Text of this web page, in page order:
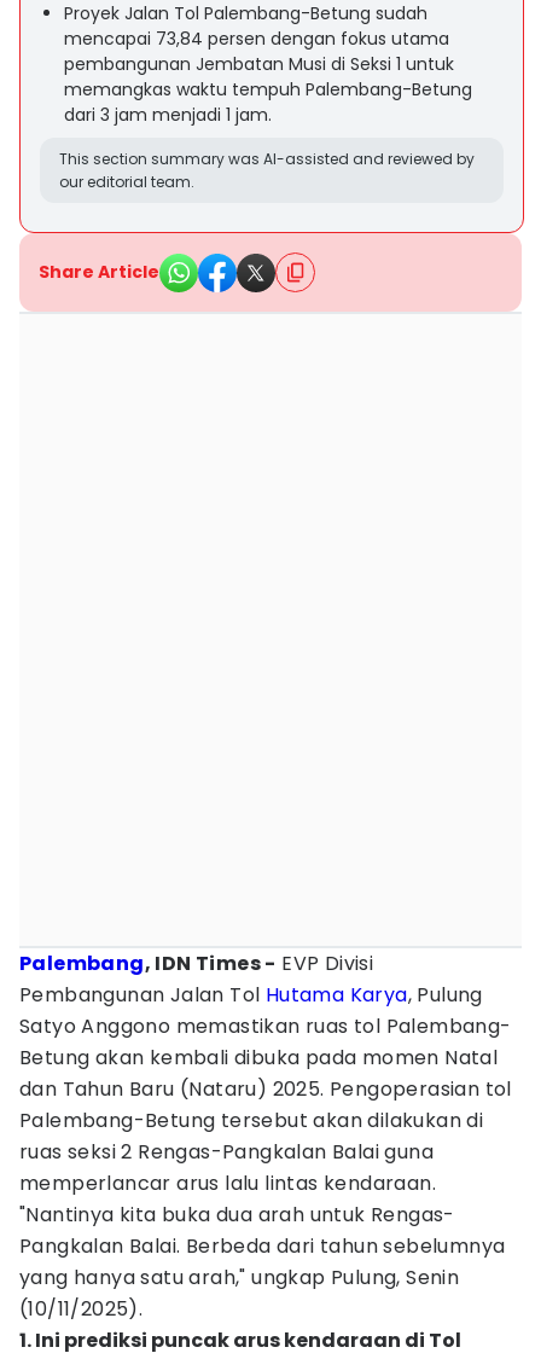
Proyek Jalan Tol Palembang-Betung sudah
mencapai 73,84 persen dengan fokus utama
pembangunan Jembatan Musi di Seksi 1 untuk
memangkas waktu tempuh Palembang-Betung
dari 3 jam menjadi 1 jam.
This section summary was AI-assisted and reviewed by
our editorial team.
Share Article
Palembang, IDN Times - EVP Divisi
Pembangunan Jalan Tol Hutama Karya, Pulung
Satyo Anggono memastikan ruas tol Palembang-
Betung akan kembali dibuka pada momen Natal
dan Tahun Baru (Nataru) 2025. Pengoperasian tol
Palembang-Betung tersebut akan dilakukan di
ruas seksi 2 Rengas-Pangkalan Balai guna
memperlancar arus lalu lintas kendaraan.
"Nantinya kita buka dua arah untuk Rengas-
Pangkalan Balai. Berbeda dari tahun sebelumnya
yang hanya satu arah," ungkap Pulung, Senin
(10/11/2025).
1. Ini prediksi puncak arus kendaraan di Tol